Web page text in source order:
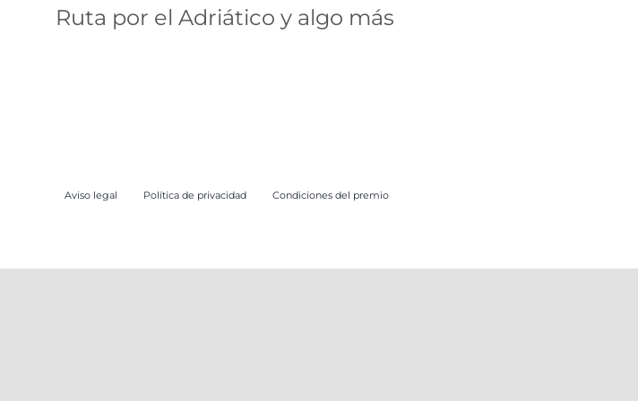
ruta
Ruta por el Adriático y algo más
Aviso legal Política de privacidad Condiciones del premio